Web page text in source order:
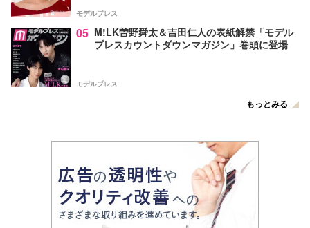
モデルプレス
05 M!LK曽野舜太＆吉田仁人の表紙解禁「モデル
プレスカウントダウンマガジン」巻頭に登場
モデルプレス
もっとみる